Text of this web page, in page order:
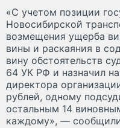
«С учетом позиции
Новосибирской
возмещения ущерба
вины и раскаяния в
вину обстоятельств
64 УК РФ и назначил
директора
рублей, одному
остальным 14
каждому», —